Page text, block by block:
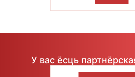
У вас ёсць